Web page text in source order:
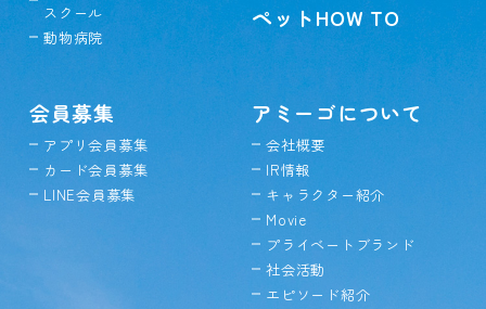
スクール
動物病院
ペットHOW TO
会員募集
アプリ会員募集
カード会員募集
LINE会員募集
アミーゴについて
会社概要
IR情報
キャラクター紹介
Movie
プライベートブランド
社会活動
エピソード紹介